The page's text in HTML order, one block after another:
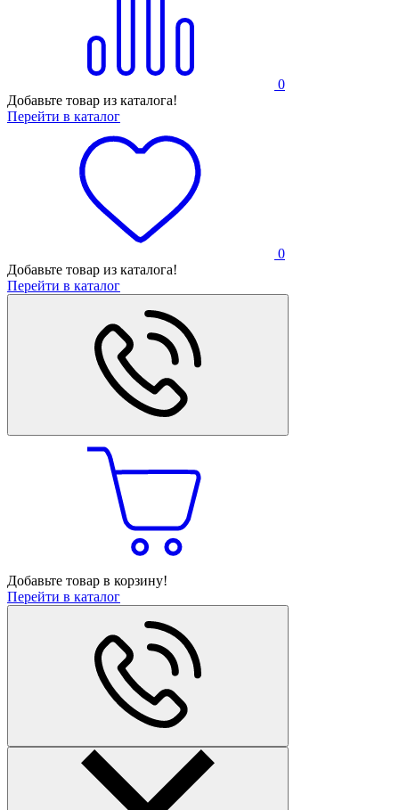
0
Добавьте товар из каталога!
Перейти в каталог
0
Добавьте товар из каталога!
Перейти в каталог
Добавьте товар в корзину!
Перейти в каталог